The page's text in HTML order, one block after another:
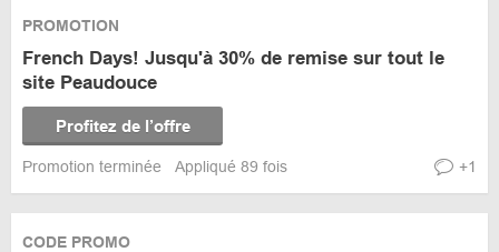
PROMOTION
French Days! Jusqu'à 30% de remise sur tout le
site Peaudouce
Profitez de l’offre
Promotion terminée Appliqué 89 fois +1
CODE PROMO